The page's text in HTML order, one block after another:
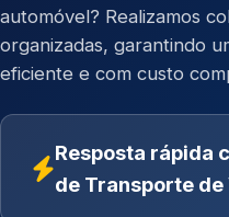
automóvel? Realizamos
organizadas, garantindo
eficiente e com custo
Resposta rápida
de Transporte